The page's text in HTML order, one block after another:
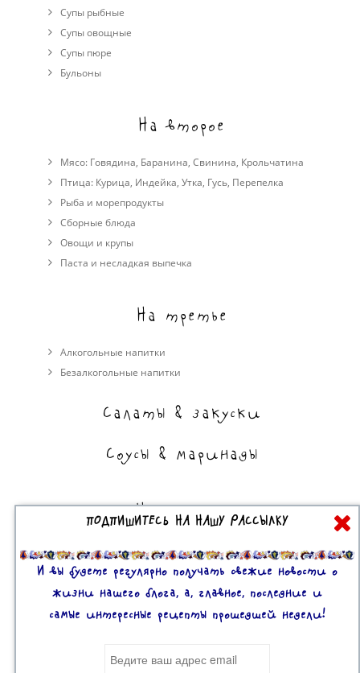
Супы рыбные
Супы овощные
Cупы пюре
Бульоны
На второе
Мясо: Говядина, Баранина, Свинина, Крольчатина
Птица: Курица, Индейка, Утка, Гусь, Перепелка
Рыба и морепродукты
Сборные блюда
Овощи и крупы
Паста и несладкая выпечка
На третье
Алкогольные напитки
Безалкогольные напитки
Салаты & закуски
Соусы & маринады
На сладкое
Торты, пирожные, выпечка
Десерты
ПОДПИШИТЕСЬ НА НАШУ РАССЫЛКУ
И вы будете регулярно получать свежие новости о
жизни нашего блога, а, главное, последние и
самые интересные рецепты прошедшей недели!